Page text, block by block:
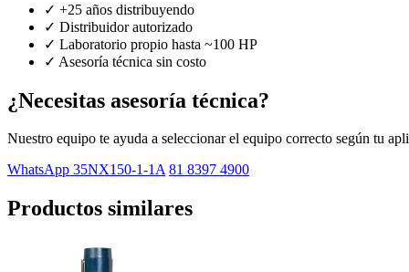
✓ +25 años distribuyendo
✓ Distribuidor autorizado
✓ Laboratorio propio hasta ~100 HP
✓ Asesoría técnica sin costo
¿Necesitas asesoría técnica?
Nuestro equipo te ayuda a seleccionar el equipo correcto según tu
WhatsApp 35NX150-1-1A 81 8397 4900
Productos similares